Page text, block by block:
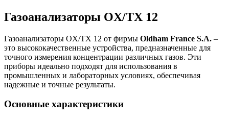
Газоанализаторы OX/TX 12
Газоанализаторы OX/TX 12 от фирмы Oldham France S.A. –
это высококачественные устройства, предназначенные для
точного измерения концентрации различных газов. Эти
приборы идеально подходят для использования в
промышленных и лабораторных условиях, обеспечивая
надежные и точные результаты.
Основные характеристики